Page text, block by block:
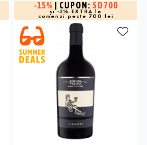
-15% | CUPON: SD700
și -3% EXTRA la
comenzi peste 700 lei